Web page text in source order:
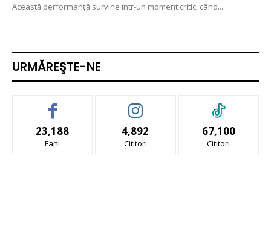
Această performanță survine într-un moment critic, când...
URMĂREŞTE-NE
23,188
Fani
4,892
Cititori
67,100
Cititori